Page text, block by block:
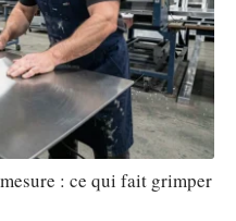
: ce qui fait grimper